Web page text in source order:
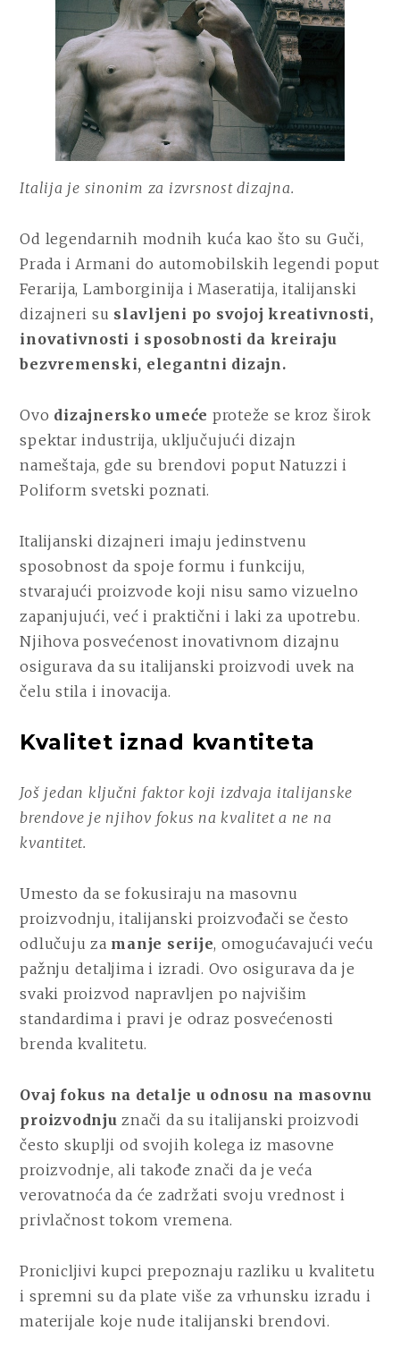
Italija je sinonim za izvrsnost dizajna.
Od legendarnih modnih kuća kao što su Guči,
Prada i Armani do automobilskih legendi poput
Ferarija, Lamborginija i Maseratija, italijanski
dizajneri su slavljeni po svojoj kreativnosti,
inovativnosti i sposobnosti da kreiraju
bezvremenski, elegantni dizajn.
Ovo dizajnersko umeće proteže se kroz širok
spektar industrija, uključujući dizajn
nameštaja, gde su brendovi poput Natuzzi i
Poliform svetski poznati.
Italijanski dizajneri imaju jedinstvenu
sposobnost da spoje formu i funkciju,
stvarajući proizvode koji nisu samo vizuelno
zapanjujući, već i praktični i laki za upotrebu.
Njihova posvećenost inovativnom dizajnu
osigurava da su italijanski proizvodi uvek na
čelu stila i inovacija.
Kvalitet iznad kvantiteta
Još jedan ključni faktor koji izdvaja italijanske
brendove je njihov fokus na kvalitet a ne na
kvantitet.
Umesto da se fokusiraju na masovnu
proizvodnju, italijanski proizvođači se često
odlučuju za manje serije, omogućavajući veću
pažnju detaljima i izradi. Ovo osigurava da je
svaki proizvod napravljen po najvišim
standardima i pravi je odraz posvećenosti
brenda kvalitetu.
Ovaj fokus na detalje u odnosu na masovnu
proizvodnju znači da su italijanski proizvodi
često skuplji od svojih kolega iz masovne
proizvodnje, ali takođe znači da je veća
verovatnoća da će zadržati svoju vrednost i
privlačnost tokom vremena.
Pronicljivi kupci prepoznaju razliku u kvalitetu
i spremni su da plate više za vrhunsku izradu i
materijale koje nude italijanski brendovi.